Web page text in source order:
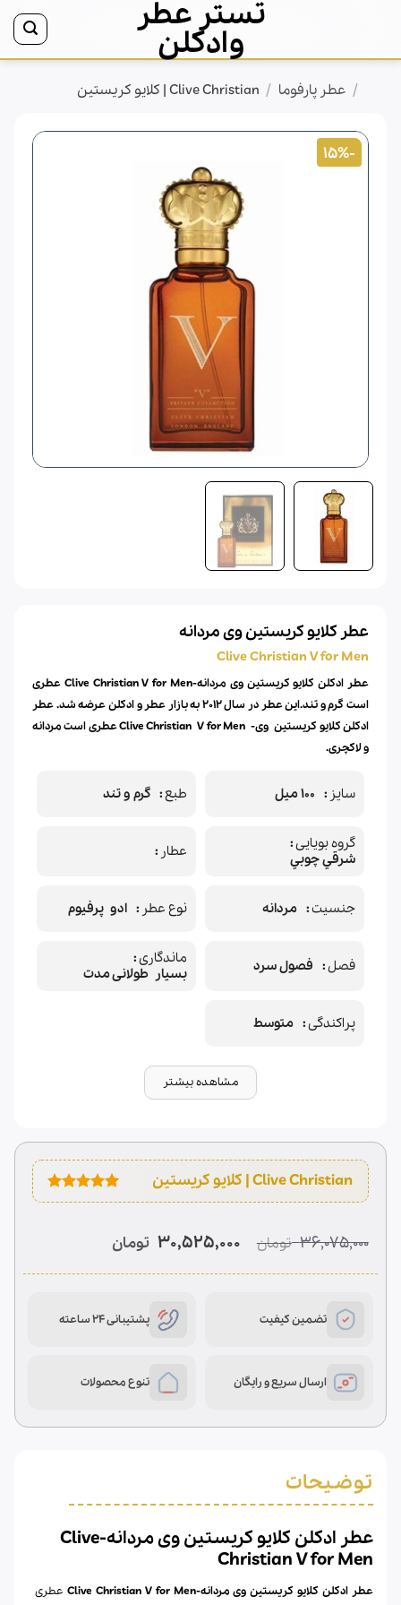
content
تستر عطر
وادکلن
/ عطر پارفوما / Clive Christian | کلایو کریستین
-15%
عطر کلایو کریستین وی مردانه
Clive Christian V for Men
عطر ادکلن کلایو کریستین وی مردانه-Clive Christian V for Men
عطری
است گرم و تند.این عطر در سال 2012 به بازار عطر و ادکلن عرضه شد.
عطر
ادکلنکلایو کریستینوی- Clive Christian V for Men
عطری است مردانه
و لاکچری.
سایز 100 میل طبع گرم و تند
گروه بویایی
شرقي چوبي
عطار
جنسیت مردانه نوع عطر ادو پرفیوم
فصل فصول سرد
ماندگاری
بسیار طولانی مدت
پراکندگی متوسط
مشاهده بیشتر
امتیازدهی
2
امتیازدهی
36,075,000 تومان قیمت
اصلی
36,075,000 تومان
30,525,000 تومان قیمت
فعلی
30,525,000 تومان
تضمین کیفیت پشتیبانی 24 ساعته
ارسال سریع و رایگان تنوع محصولات
توضیحات
عطر ادکلن کلایو کریستین وی مردانه-Clive
Christian V for Men
عطر ادکلن کلایو کریستین وی مردانه-Clive Christian V for Men
عطری